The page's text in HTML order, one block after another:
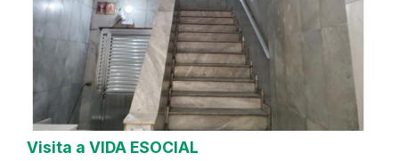
Visita a VIDA ESOCIAL